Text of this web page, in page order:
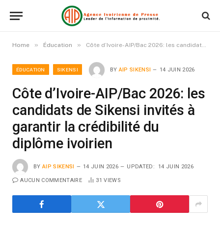
Home » Éducation » Côte d’Ivoire-AIP/Bac 2026: les candidats de Sikensi invités à garantir la crédibilité du diplôme ivoirien
ÉDUCATION SIKENSI BY AIP SIKENSI 14 JUIN 2026
Côte d’Ivoire-AIP/Bac 2026: les
candidats de Sikensi invités à
garantir la crédibilité du
diplôme ivoirien
BY AIP SIKENSI 14 JUIN 2026 UPDATED: 14 JUIN 2026
AUCUN COMMENTAIRE 31VIEWS